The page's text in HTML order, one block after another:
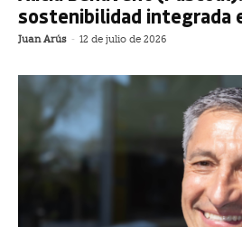
sostenibilidad integrada
Juan Arús - 12 de julio de 2026